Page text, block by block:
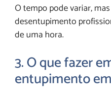
O tempo pode variar,
desentupimento
de uma hora.
3. O que fazer
entupimento